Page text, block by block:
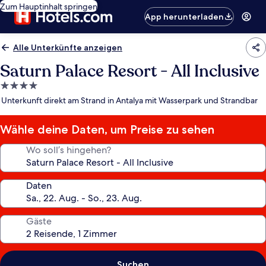
Zum Hauptinhalt springen
App herunterladen
Alle Unterkünfte anzeigen
Saturn Palace Resort - All Inclusive
4.0-
Sterne-
Unterkunft direkt am Strand in Antalya mit Wasserpark und Strandbar
Wähle deine Daten, um Preise zu sehen
Wo soll’s hingehen?
Daten
Gäste